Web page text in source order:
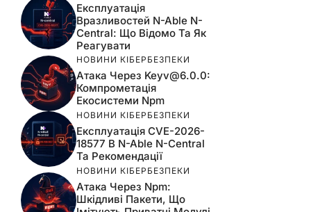
Експлуатація
Вразливостей N-Able N-
Central: Що Відомо Та Як
Реагувати
НОВИНИ КІБЕРБЕЗПЕКИ
Атака Через Keyv@6.0.0:
Компрометація
Екосистеми Npm
НОВИНИ КІБЕРБЕЗПЕКИ
Експлуатація CVE-2026-
18577 В N-Able N-Central
Та Рекомендації
НОВИНИ КІБЕРБЕЗПЕКИ
Атака Через Npm:
Шкідливі Пакети, Що